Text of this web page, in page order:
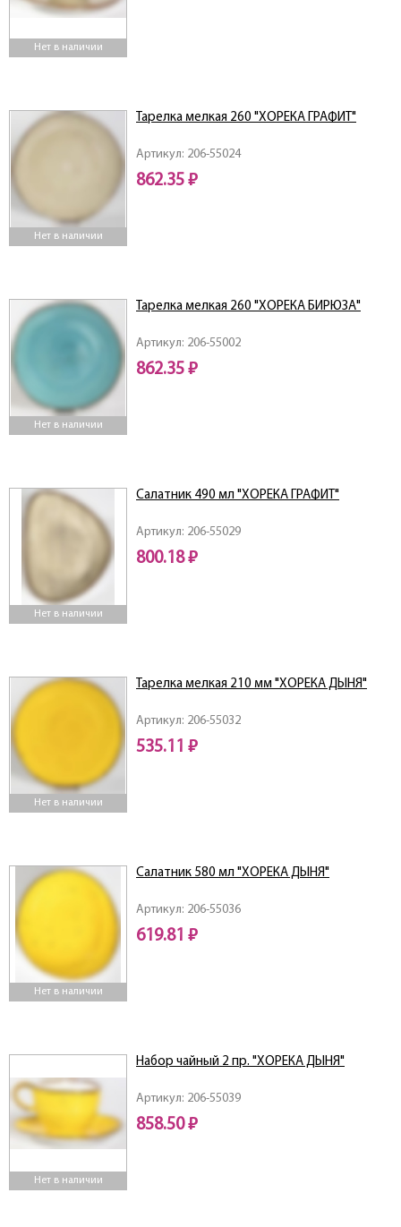
Нет в наличии
Нет в наличии
Артикул: 206-55024
Тарелка мелкая 260 "ХОРЕКА ГРАФИТ"
862.35 ₽
Нет в наличии
Артикул: 206-55002
Тарелка мелкая 260 "ХОРЕКА БИРЮЗА"
862.35 ₽
Нет в наличии
Артикул: 206-55029
Салатник 490 мл "ХОРЕКА ГРАФИТ"
800.18 ₽
Нет в наличии
Артикул: 206-55032
Тарелка мелкая 210 мм "ХОРЕКА ДЫНЯ"
535.11 ₽
Нет в наличии
Артикул: 206-55036
Салатник 580 мл "ХОРЕКА ДЫНЯ"
619.81 ₽
Нет в наличии
Артикул: 206-55039
Набор чайный 2 пр. "ХОРЕКА ДЫНЯ"
858.50 ₽